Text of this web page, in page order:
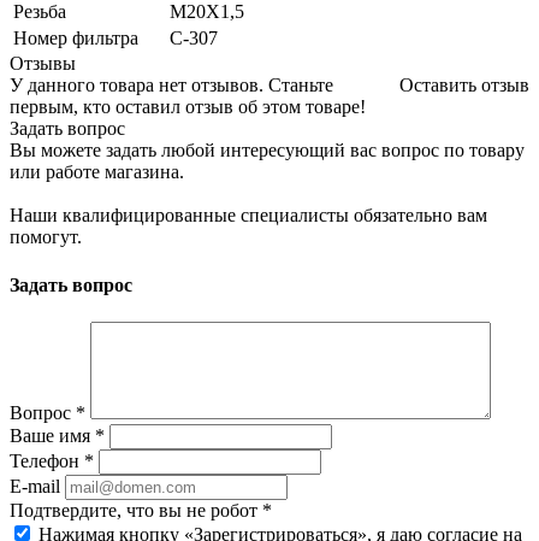
Резьба
M20X1,5
Номер фильтра
C-307
Отзывы
Оставить отзыв
У данного товара нет отзывов. Станьте
первым, кто оставил отзыв об этом товаре!
Задать вопрос
Вы можете задать любой интересующий вас вопрос по товару
или работе магазина.
Наши квалифицированные специалисты обязательно вам
помогут.
Задать вопрос
Вопрос *
Ваше имя *
Телефон *
E-mail
Подтвердите, что вы не робот *
Нажимая кнопку «Зарегистрироваться», я даю согласие на